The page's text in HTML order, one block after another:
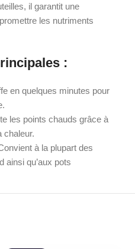
il garantit une
les nutriments
:
en quelques minutes pour
les points chauds grâce à
chaleur.
à la plupart des
ainsi qu’aux pots